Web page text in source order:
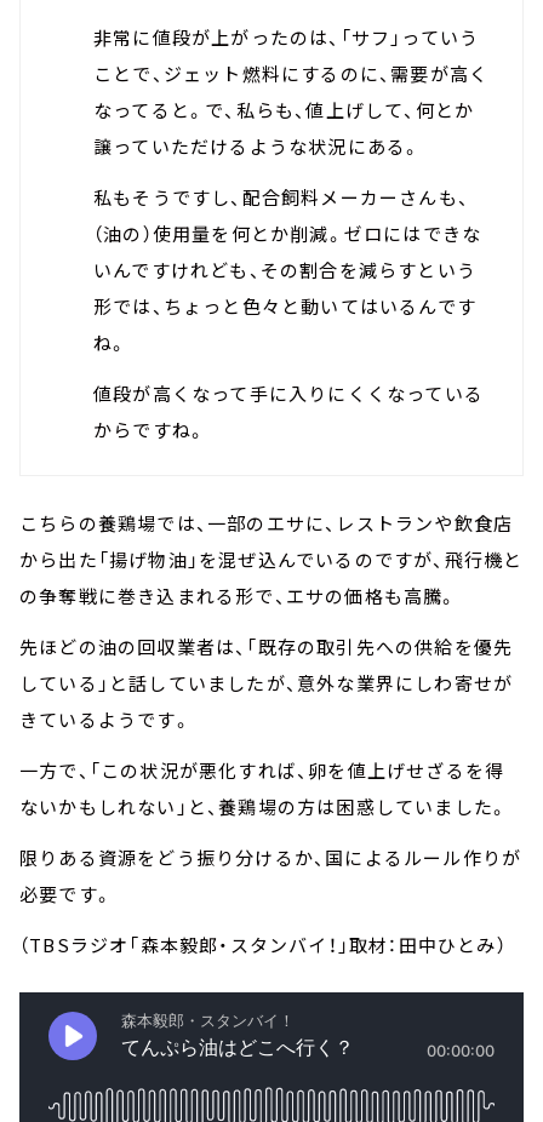
非常に値段が上がったのは、「サフ」っていう
ことで、ジェット燃料にするのに、需要が高く
なってると。で、私らも、値上げして、何とか
譲っていただけるような状況にある。
私もそうですし、配合飼料メーカーさんも、
（油の）使用量を何とか削減。ゼロにはできな
いんですけれども、その割合を減らすという
形では、ちょっと色々と動いてはいるんです
ね。
値段が高くなって手に入りにくくなっている
からですね。
こちらの養鶏場では、一部のエサに、レストランや飲食店
から出た「揚げ物油」を混ぜ込んでいるのですが、飛行機と
の争奪戦に巻き込まれる形で、エサの価格も高騰。
先ほどの油の回収業者は、「既存の取引先への供給を優先
している」と話していましたが、意外な業界にしわ寄せが
きているようです。
一方で、「この状況が悪化すれば、卵を値上げせざるを得
ないかもしれない」と、養鶏場の方は困惑していました。
限りある資源をどう振り分けるか、国によるルール作りが
必要です。
（TBSラジオ「森本毅郎・スタンバイ！」取材：田中ひとみ）